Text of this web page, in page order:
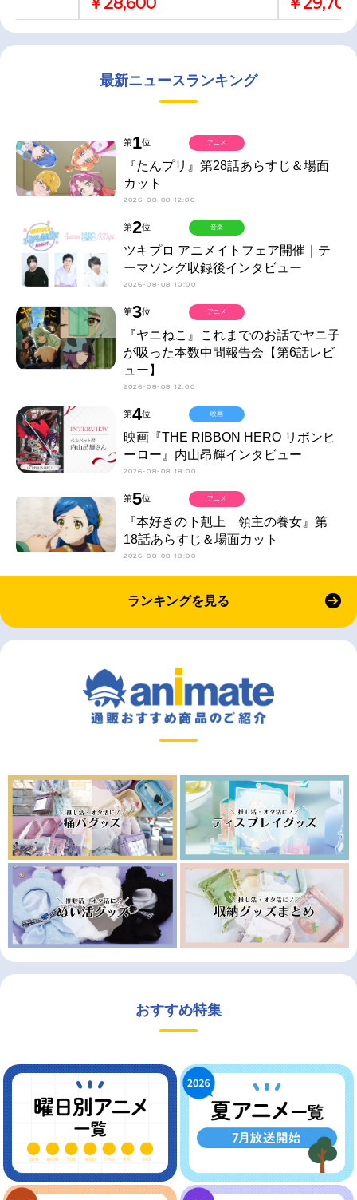
最新ニュースランキング
第1位
『たんプリ』第28話あらすじ＆場面
カット
2026-08-08 12:00
アニメ
第2位
ツキプロ アニメイトフェア開催｜テ
ーマソング収録後インタビュー
2026-08-08 10:00
音楽
第3位
『ヤニねこ』これまでのお話でヤニ子
が吸った本数中間報告会【第6話レビ
ュー】
2026-08-08 12:00
アニメ
第4位
映画『THE RIBBON HERO リボンヒ
ーロー』内山昂輝インタビュー
2026-08-08 18:00
映画
第5位
『本好きの下剋上 領主の養女』第
18話あらすじ＆場面カット
2026-08-08 18:00
アニメ
ランキングを見る
おすすめ特集